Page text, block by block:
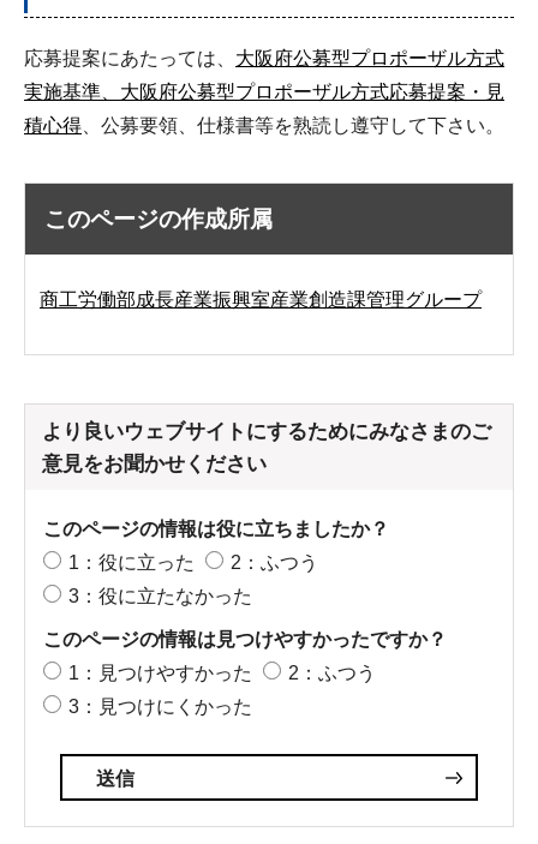
応募提案にあたっては、 大阪府公募型プロポーザル方式
実施基準、大阪府公募型プロポーザル方式応募提案・見
積心得 、公募要領、仕様書等を熟読し遵守して下さい。
このページの作成所属
商工労働部成長産業振興室産業創造課管理グループ
より良いウェブサイトにするためにみなさまのご
意見をお聞かせください
このページの情報は役に立ちましたか？
1：役に立った
2：ふつう
3：役に立たなかった
このページの情報は見つけやすかったですか？
1：見つけやすかった
2：ふつう
3：見つけにくかった